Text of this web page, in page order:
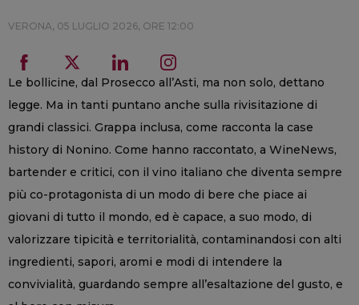
VERONA, 05 LUGLIO 2026, ORE 12:00
Le bollicine, dal Prosecco all’Asti, ma non solo, dettano
legge. Ma in tanti puntano anche sulla rivisitazione di
grandi classici. Grappa inclusa, come racconta la case
history di Nonino. Come hanno raccontato, a WineNews,
bartender e critici, con il vino italiano che diventa sempre
più co-protagonista di un modo di bere che piace ai
giovani di tutto il mondo, ed è capace, a suo modo, di
valorizzare tipicità e territorialità, contaminandosi con alti
ingredienti, sapori, aromi e modi di intendere la
convivialità, guardando sempre all’esaltazione del gusto, e